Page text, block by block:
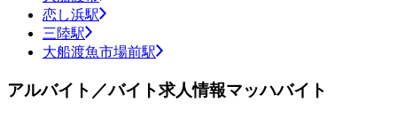
恋し浜駅
三陸駅
大船渡魚市場前駅
アルバイト／バイト求人情報マッハバイト